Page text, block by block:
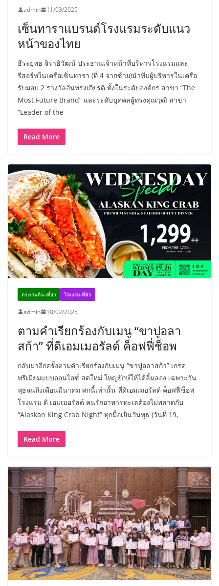
admin 11/03/2025
เซ็นทาราแบรนด์โรงแรมระดับแนว
หน้าของไทย
ธีระยุทธ จิราธิวัฒน์ ประธานเจ้าหน้าที่บริหารโรงแรมและ
รีสอร์ทในเครือเซ็นทารา (ที่ 4 จากซ้าย)นำทีมผู้บริหารในเครือ
รับมอบ 2 รางวัลอันทรงเกียรติ ทั้งในระดับองค์กร สาขา “The
Most Future Brand” และระดับบุคคลผู้ทรงคุณวุฒิ สาขา
“Leader of the
Read More
ตระเวนกิน-เที่ยว โรงแรม-ที่พัก
admin 18/02/2025
ตามคำเรียกร้องกับเมนู “ขาปูอลา
สก้า” ที่ดิเอมเมอรัลด์ ค็อฟฟี่ช็อพ
กลับมาอีกครั้งตามคำเรียกร้องกับเมนู “ขาปูอลาสก้า” เกรด
พรีเมียมแบบออนไอซ์ สดใหม่ ใหญ่ยักษ์ให้ได้ลิ้มลอง เฉพาะวัน
พุธจนถึงเดือนมีนาคม ศกนี้เท่านั้น ที่ดิเอมเมอรัลด์ ค็อฟฟี่ช็อพ
โรงแรม ดิ เอมเมอรัลด์ คนรักอาหารทะเลต้องไม่พลาดกับ
“Alaskan King Crab Night” ทุกมื้อเย็นวันพุธ (วันที่ 19,
Read More